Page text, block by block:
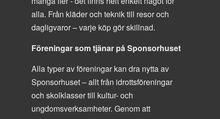
alla. Från kläder och teknik till resor och
dagligvaror – varje köp gör skillnad.
Föreningar som tjänar på Sponsorhuset
Alla typer av föreningar kan dra nytta av
Sponsorhuset – allt från idrottsföreningar
och skolklasser till kultur- och
ungdomsverksamheter. Genom att